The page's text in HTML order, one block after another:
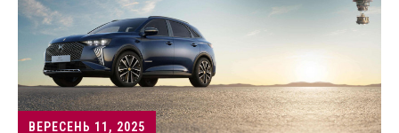
ВЕРЕСЕНЬ 11, 2025